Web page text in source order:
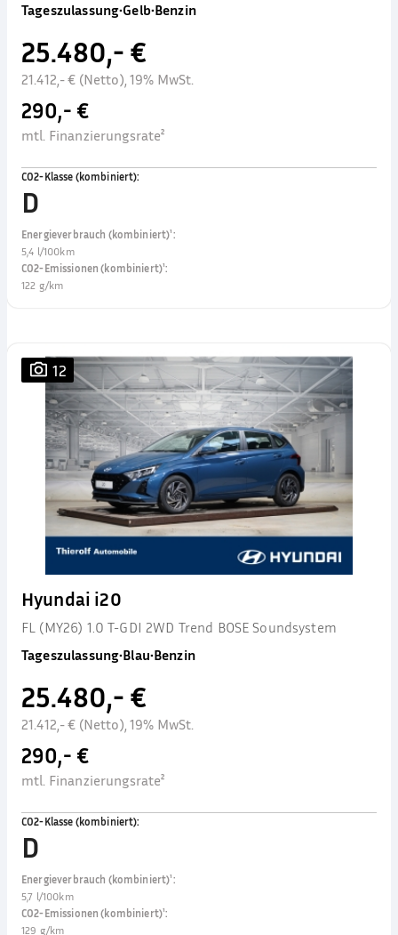
Tageszulassung•Gelb•Benzin
25.480,- €
21.412,- € (Netto), 19% MwSt.
290,- €
mtl. Finanzierungsrate²
CO2-Klasse (kombiniert):
D
Energieverbrauch (kombiniert)¹:
5,4 l/100km
CO2-Emissionen (kombiniert)¹:
122 g/km
12
Hyundai i20
FL (MY26) 1.0 T-GDI 2WD Trend BOSE Soundsystem
Tageszulassung•Blau•Benzin
25.480,- €
21.412,- € (Netto), 19% MwSt.
290,- €
mtl. Finanzierungsrate²
CO2-Klasse (kombiniert):
D
Energieverbrauch (kombiniert)¹:
5,7 l/100km
CO2-Emissionen (kombiniert)¹:
129 g/km